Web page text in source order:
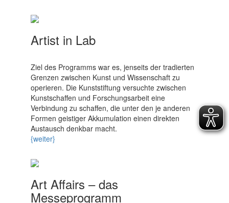
Artist in Lab
Ziel des Programms war es, jenseits der tradierten
Grenzen zwischen Kunst und Wissenschaft zu
operieren. Die Kunststiftung versuchte zwischen
Kunstschaffen und Forschungsarbeit eine
Verbindung zu schaffen, die unter den je anderen
Formen geistiger Akkumulation einen direkten
Austausch denkbar macht.
{weiter}
Art Affairs – das
Messeprogramm